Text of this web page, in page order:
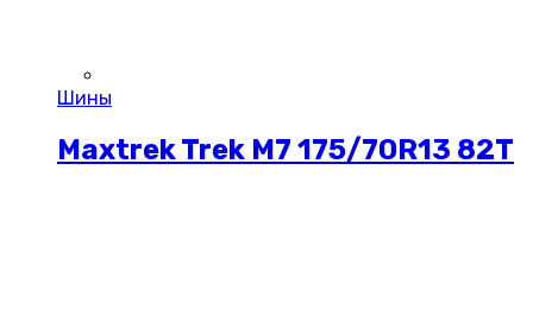
Шины
Maxtrek Trek M7 175/70R13 82T